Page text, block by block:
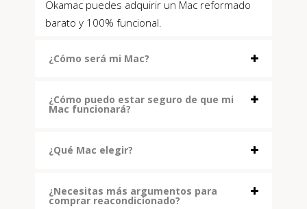
Okamac puedes adquirir un Mac reformado
barato y 100% funcional.
¿Cómo será mi Mac?
¿Cómo puedo estar seguro de que mi
Mac funcionará?
¿Qué Mac elegir?
¿Necesitas más argumentos para
comprar reacondicionado?